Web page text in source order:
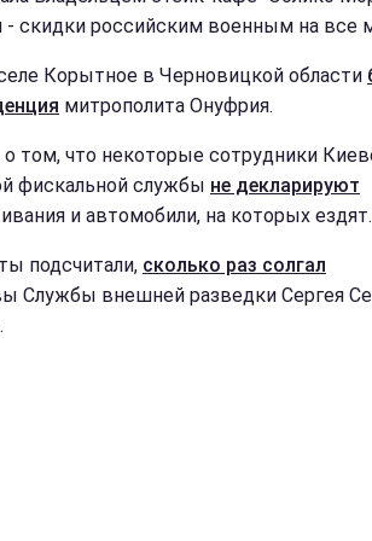
- скидки российским военным на все
Корытное в Черновицкой области
митрополита Онуфрия.
том, что некоторые сотрудники
фискальной службы не декларируют
и автомобили, на которых ездят.
подсчитали, сколько раз солгал
Службы внешней разведки Сергея